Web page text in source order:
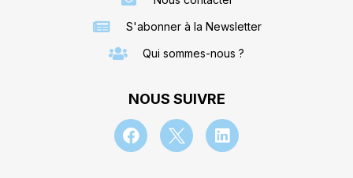
S'abonner à la Newsletter
Qui sommes-nous ?
NOUS SUIVRE